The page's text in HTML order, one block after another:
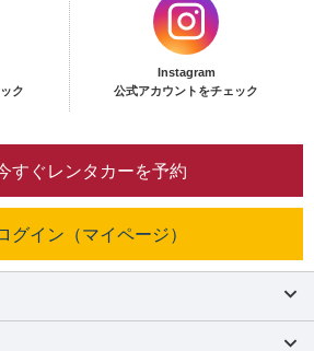
ク
Instagram
公式アカウントをチェック
すぐレンタカーを予約
グイン（マイページ）